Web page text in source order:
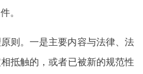
。
原则。一是主要内容与法律、法
抵触的，或者已被新的规范性